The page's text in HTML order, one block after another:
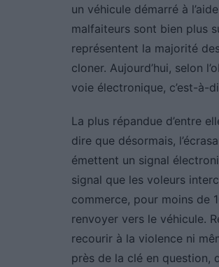
un véhicule démarré à
malfaiteurs sont bien plus
représentent la majorité
cloner. Aujourd’hui, selon
voie électronique, c’est-à-
La plus répandue d’entre
dire que désormais,
émettent un signal
signal que les voleurs
commerce, pour moins de
renvoyer vers le véhicule.
recourir à la violence ni
près de la clé en question,